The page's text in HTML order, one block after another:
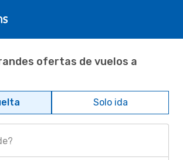
ofertas de vuelos a
Solo ida